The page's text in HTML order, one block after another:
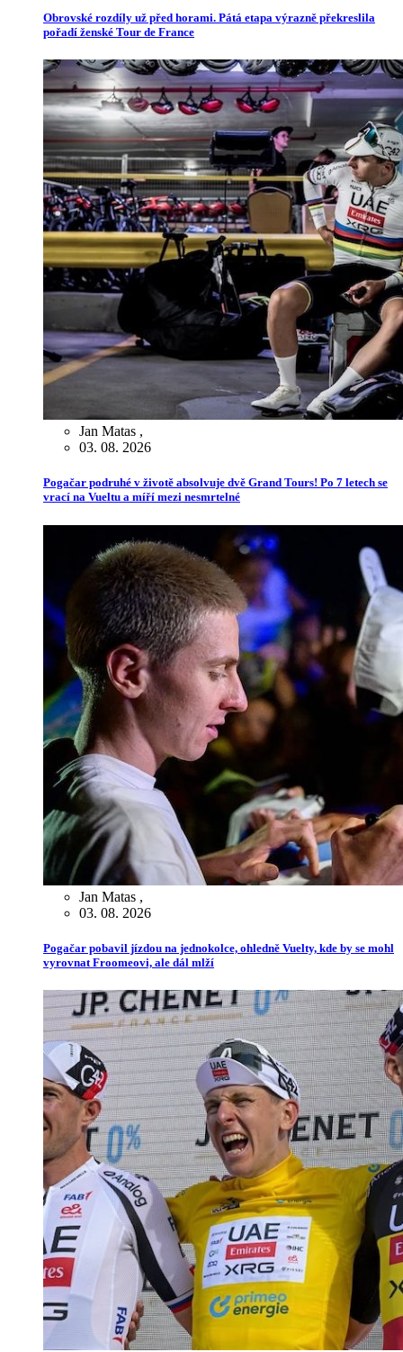
Obrovské rozdíly už před horami. Pátá etapa výrazně překreslila
pořadí ženské Tour de France
Jan Matas ,
03. 08. 2026
Pogačar podruhé v životě absolvuje dvě Grand Tours! Po 7 letech se
vrací na Vueltu a míří mezi nesmrtelné
Jan Matas ,
03. 08. 2026
Pogačar pobavil jízdou na jednokolce, ohledně Vuelty, kde by se mohl
vyrovnat Froomeovi, ale dál mlží